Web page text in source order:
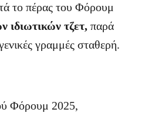
το πέρας του Φόρουμ
ιδιωτικών τζετ, παρά
γραμμές σταθερή.
Φόρουμ 2025,